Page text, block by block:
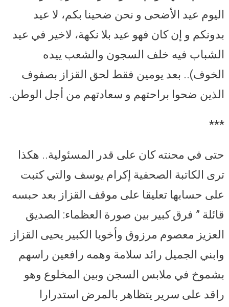
اليوم عيد الأضحى و نحن ضحينا بكم، لا عيد
بدونكم و إن كان فهو عيد بلا نكهة، لاخير في عيد
الشباب فيه خلف السجون والشعب ييده
الخوف).. بعد يومين فقط لحق القزاز بصفوف
الذين ضحوا براحتهم و سعادتهم من أجل الوطن.
***
حتى في محنته كان على قدر المسئولية.. هكذا
ترى الكاتبة الصحفية إكرام يوسف والتي كتبت
على حسابها تعليقا على موقف القزاز بعد حبسه
قائلة ” فرق كبير بين صورة العظماء: الصديق
العزيز معصوم مرزوق وأخويا الكبير يحيى القزاز
وابني الجميل رائد سلامة وهمه رافعين راسهم
بشموخ في ملابس السجن وبين المخلوع وهو
راقد على سرير يتظاهر بالمرض استدرارا